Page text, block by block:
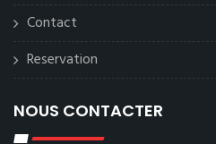
Contact
Reservation
NOUS CONTACTER